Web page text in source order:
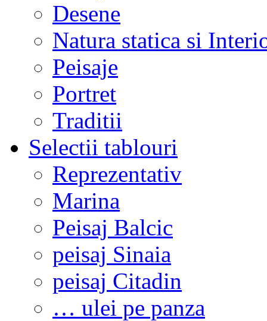
Desene
Natura statica si
Peisaje
Portret
Traditii
Selectii tablouri
Reprezentativ
Marina
Peisaj Balcic
peisaj Sinaia
peisaj Citadin
… ulei pe panza